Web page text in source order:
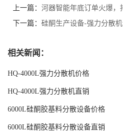
上一篇： 河器智能年底订单火爆，
下一篇： 硅酮生产设备-强力分散机
相关新闻：
HQ-4000L强力分散机价格
HQ-4000L强力分散机直销
6000L硅酮胶基料分散设备价格
6000L硅酮胶基料分散设备直销